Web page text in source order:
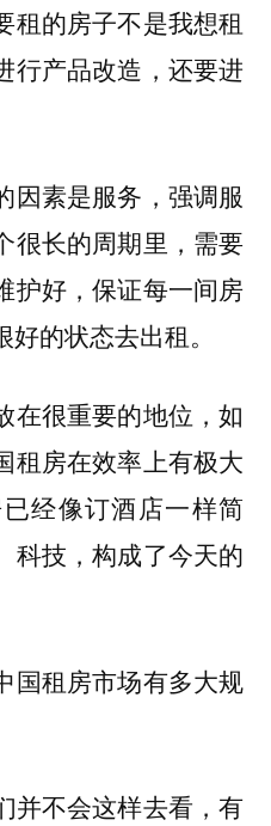
租的房子不是我想租
行产品改造，还要进
因素是服务，强调服
很长的周期里，需要
护好，保证每一间房
的状态去出租。
在很重要的地位，如
租房在效率上有极大
经像订酒店一样简
科技，构成了今天的
国租房市场有多大规
并不会这样去看，有